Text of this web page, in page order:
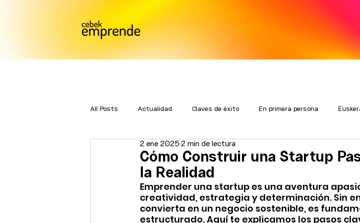
All Posts Actualidad Claves de éxito En primera persona
Cómo Construir una Startup
la Realidad
2 ene 2025 2 min de lectura
Emprender una startup es una aventura
creatividad, estrategia y determinación. Sin
convierta en un negocio sostenible, es
estructurado. Aquí te explicamos los pasos